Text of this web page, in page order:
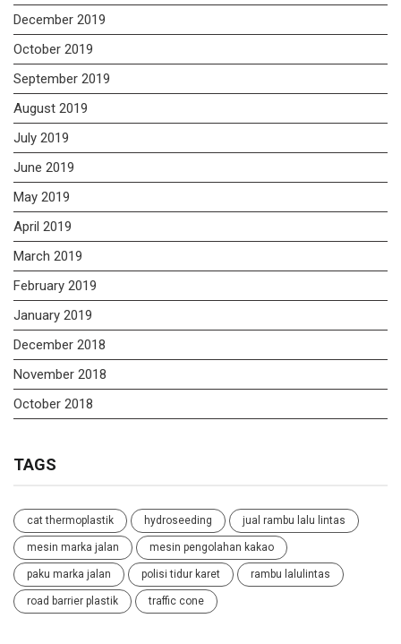
December 2019
October 2019
September 2019
August 2019
July 2019
June 2019
May 2019
April 2019
March 2019
February 2019
January 2019
December 2018
November 2018
October 2018
TAGS
cat thermoplastik hydroseeding jual rambu lalu lintas
mesin marka jalan mesin pengolahan kakao
paku marka jalan polisi tidur karet rambu lalulintas
road barrier plastik traffic cone